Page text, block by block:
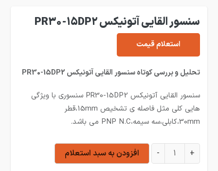
سنسور القایی آتونیکس PR30-15DP2
استعلام قیمت
تحلیل و بررسی کوتاه سنسور القایی آتونیکس PR30-15DP2
سنسور القایی آتونیکس PR30-15DP2 سنسوری با ویژگی
هایی کلی مثل فاصله ی تشخیص 15mm،قطر
30mm،کابلی،سه سیمه،PNP N.C می باشد.
سنسور القایی آتونیکس PR30-15DP2 عدد
+
- افزودن به سبد استعلام